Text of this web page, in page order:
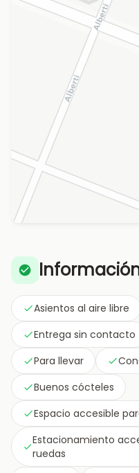
Asientos al aire libre
Entrega sin contacto
Para llevar
Buenos cócteles
Espacio accesible
Estacionamiento
ruedas